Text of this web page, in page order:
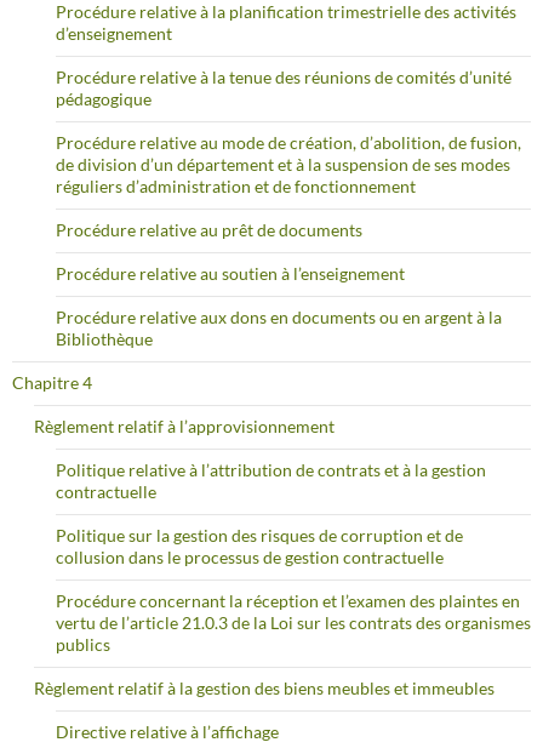
Procédure relative à la planification trimestrielle des activités
d’enseignement
Procédure relative à la tenue des réunions de comités d’unité
pédagogique
Procédure relative au mode de création, d’abolition, de fusion,
de division d’un département et à la suspension de ses modes
réguliers d’administration et de fonctionnement
Procédure relative au prêt de documents
Procédure relative au soutien à l’enseignement
Procédure relative aux dons en documents ou en argent à la
Bibliothèque
Chapitre 4
Règlement relatif à l’approvisionnement
Politique relative à l’attribution de contrats et à la gestion
contractuelle
Politique sur la gestion des risques de corruption et de
collusion dans le processus de gestion contractuelle
Procédure concernant la réception et l’examen des plaintes en
vertu de l’article 21.0.3 de la Loi sur les contrats des organismes
publics
Règlement relatif à la gestion des biens meubles et immeubles
Directive relative à l’affichage